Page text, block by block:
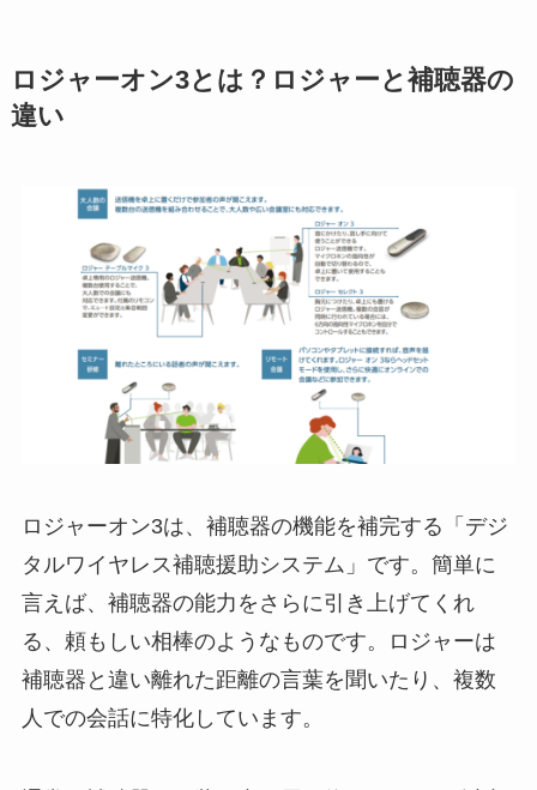
ロジャーオン3とは？ロジャーと補聴器の
違い
ロジャーオン3は、補聴器の機能を補完する「デジ
タルワイヤレス補聴援助システム」です。簡単に
言えば、補聴器の能力をさらに引き上げてくれ
る、頼もしい相棒のようなものです。ロジャーは
補聴器と違い離れた距離の言葉を聞いたり、複数
人での会話に特化しています。